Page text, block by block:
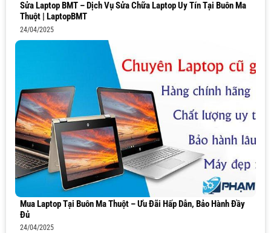
Sửa Laptop BMT – Dịch Vụ Sửa Chữa Laptop Uy Tín Tại Buôn Ma
Thuột | LaptopBMT
24/04/2025
Mua Laptop Tại Buôn Ma Thuột – Ưu Đãi Hấp Dẫn, Bảo Hành Đầy
Đủ
24/04/2025